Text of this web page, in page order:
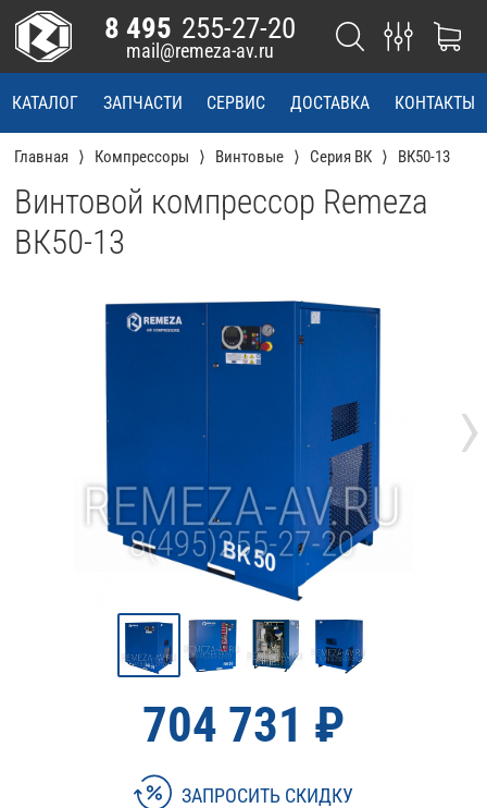
КАТАЛОГ ЗАПЧАСТИ СЕРВИС ДОСТАВКА КОНТАКТЫ
8 495 255-27-20
mail@remeza-av.ru
Главная Компрессоры Винтовые Серия ВК ВК50-13
Винтовой компрессор Remeza
ВК50-13
›
704 731 ₽
ЗАПРОСИТЬ СКИДКУ